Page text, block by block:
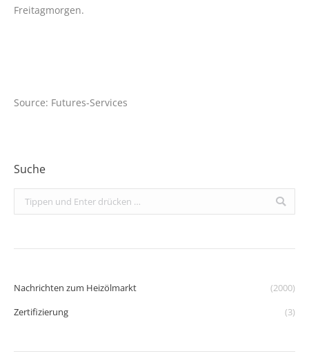
Freitagmorgen.
Source: Futures-Services
Suche
Search:
Nachrichten zum Heizölmarkt
(2000)
Zertifizierung
(3)